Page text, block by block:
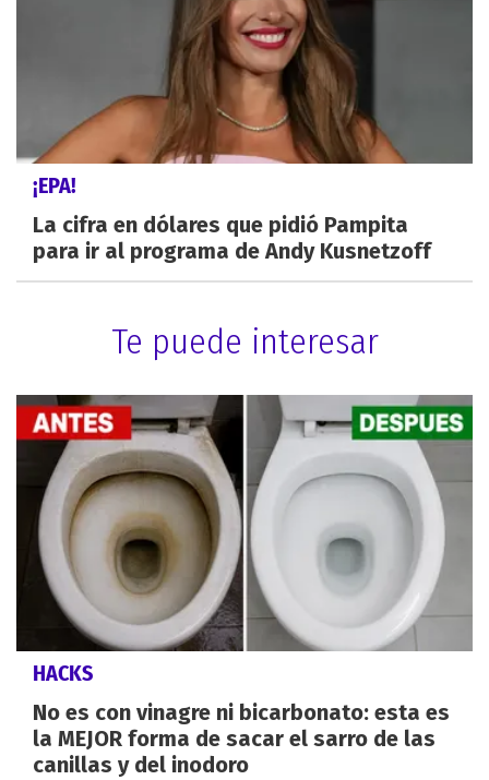
¡EPA!
La cifra en dólares que pidió Pampita
para ir al programa de Andy Kusnetzoff
Te puede interesar
HACKS
No es con vinagre ni bicarbonato: esta es
la MEJOR forma de sacar el sarro de las
canillas y del inodoro